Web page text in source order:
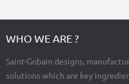
WHO WE ARE ?
Saint-Gobain designs,
solutions which are key